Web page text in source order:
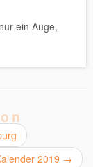
ein Auge,
2019 →